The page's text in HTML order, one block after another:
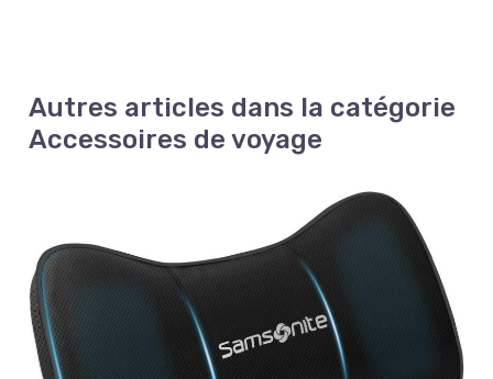
Autres articles dans la catégorie
Accessoires de voyage